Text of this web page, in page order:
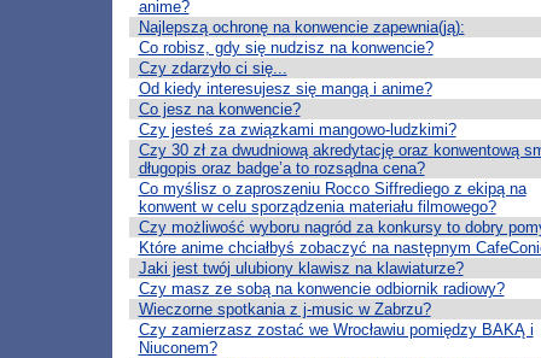
anime?
Najlepszą ochronę na konwencie zapewnia(ją):
Co robisz, gdy się nudzisz na konwencie?
Czy zdarzyło ci się...
Od kiedy interesujesz się mangą i anime?
Co jesz na konwencie?
Czy jesteś za związkami mangowo-ludzkimi?
Czy 30 zł za dwudniową akredytację oraz konwentową
długopis oraz badge’a to rozsądna cena?
Co myślisz o zaproszeniu Rocco Siffrediego z ekipą na
konwent w celu sporządzenia materiału filmowego?
Czy możliwość wyboru nagród za konkursy to dobry
Które anime chciałbyś zobaczyć na następnym
Jaki jest twój ulubiony klawisz na klawiaturze?
Czy masz ze sobą na konwencie odbiornik radiowy?
Wieczorne spotkania z j-music w Zabrzu?
Czy zamierzasz zostać we Wrocławiu pomiędzy BAKĄ i
Niuconem?